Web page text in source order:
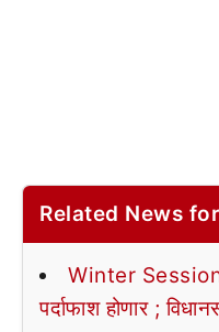
Related News
Winter Session
पर्दाफाश होणार ;